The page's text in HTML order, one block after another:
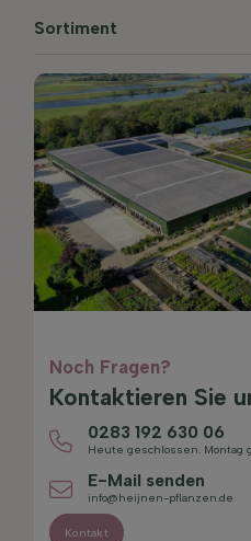
Sortiment
Noch Fragen?
Kontaktieren Sie
0283 192 630 06
Heute geschlossen. Montag
E-Mail senden
info@heijnen-pflanzen.de
Kontakt